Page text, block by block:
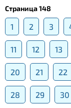
Страница 148
1 2 3
11 12 13
20 21 22
28 29
30